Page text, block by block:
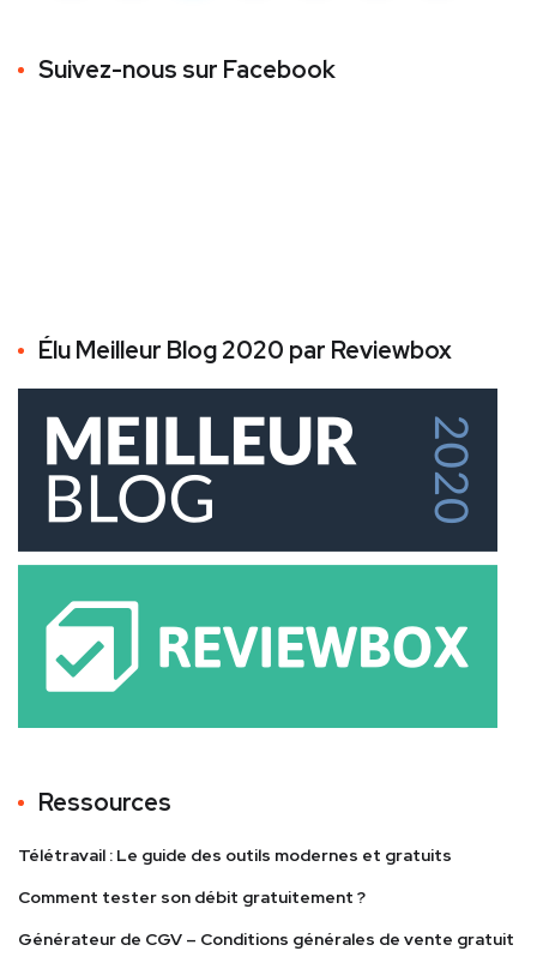
Suivez-nous sur Facebook
Élu Meilleur Blog 2020 par Reviewbox
Ressources
Télétravail : Le guide des outils modernes et gratuits
Comment tester son débit gratuitement ?
Générateur de CGV – Conditions générales de vente gratuit